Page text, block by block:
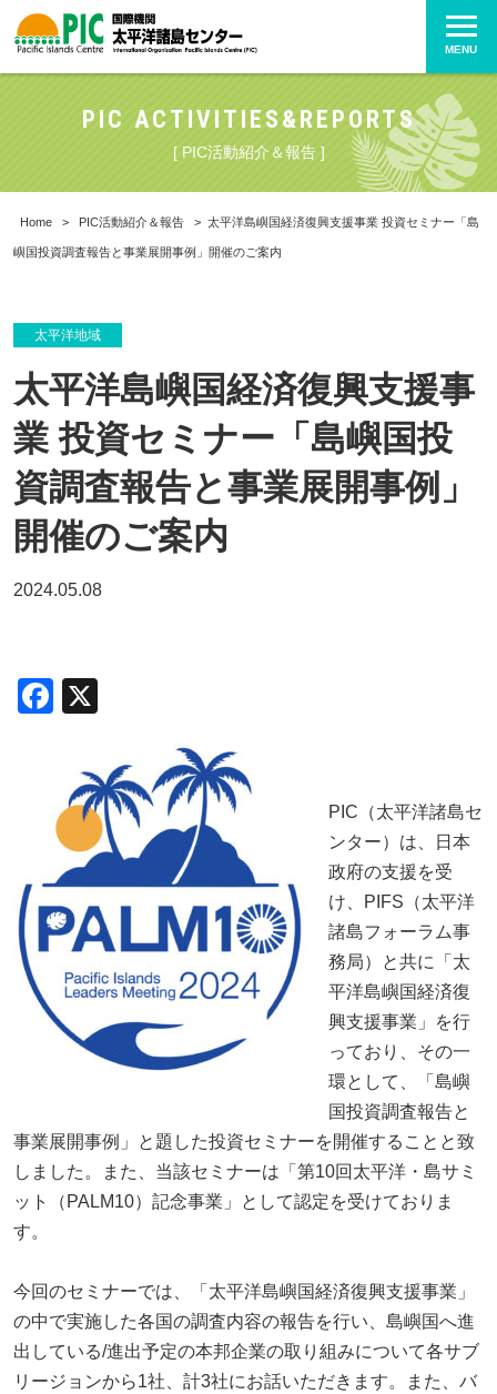
MENU
PIC ACTIVITIES&REPORTS
[ PIC活動紹介＆報告 ]
Home > PIC活動紹介＆報告 > 太平洋島嶼国経済復興支援事業 投資セミナー「島
嶼国投資調査報告と事業展開事例」開催のご案内
太平洋地域
太平洋島嶼国経済復興支援事
業 投資セミナー「島嶼国投
資調査報告と事業展開事例」
開催のご案内
2024.05.08
F
e
b
o
o
k
PIC（太平洋諸島セ
ンター）は、日本
政府の支援を受
け、
PIFS （太平洋
諸島フォーラム事
務局）と共に「太
平洋島嶼国経済復
興支援事業」を行
っており、その一
環として、「島嶼
国投資調査報告と
事業展開事例」と題した投資セミナーを開催することと致
しました。また、当該セミナーは「第10回太平洋・島サミ
ット（ PALM10）記念事業」として認定を受けておりま
す。
今回のセミナーでは、「太平洋島嶼国経済復興支援事業」
の中で実施した各国の調査内容の報告を行い、島嶼国へ進
出している/進出予定の本邦企業の取り組みについて各サブ
リージョンから1社、計3社にお話いただきます。また、バ